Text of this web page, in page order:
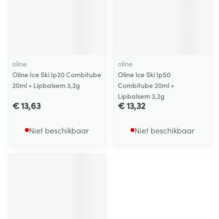
oline
Oline Ice Ski Ip20 Combitube
20ml + Lipbalsem 3,2g
€ 13,63
Niet beschikbaar
oline
Oline Ice Ski Ip50
Combitube 20ml +
Lipbalsem 3,2g
€ 13,32
Niet beschikbaar